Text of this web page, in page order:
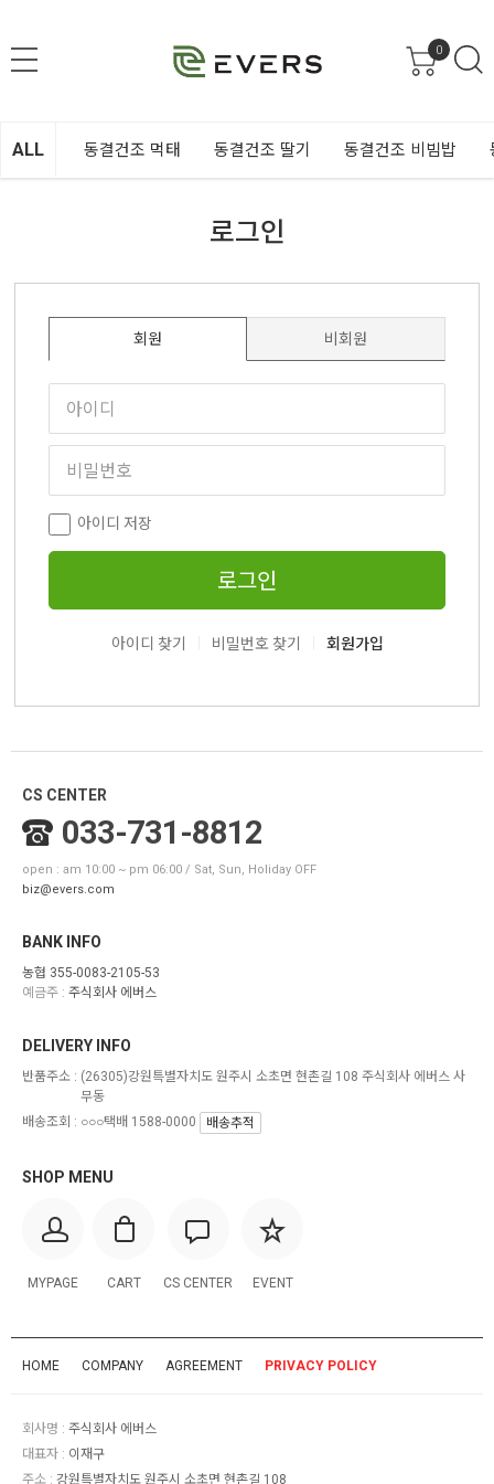
0
ALL 동결건조 먹태 동결건조 딸기 동결건조 비빔밥
로그인
회원 비회원
아이디 저장
로그인
아이디 찾기 비밀번호 찾기 회원가입
CS CENTER
033-731-8812
open : am 10:00 ~ pm 06:00 / Sat, Sun, Holiday OFF
biz@evers.com
BANK INFO
농협 355-0083-2105-53
예금주 : 주식회사 에버스
SHOP MENU
MYPAGE CART CS CENTER EVENT
DELIVERY INFO
반품주소 : (26305)강원특별자치도 원주시 소초면 현촌길 108 주식회사 에버스 사
무동
배송조회 : ○○○택배 1588-0000
배송추적
HOME COMPANY AGREEMENT PRIVACY POLICY
회사명 : 주식회사 에버스
대표자 : 이재구
주소 : 강원특별자치도 원주시 소초면 현촌길 108